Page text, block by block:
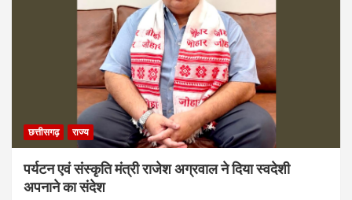
छत्तीसगढ़ राज्य
पर्यटन एवं संस्कृति मंत्री राजेश अग्रवाल ने दिया स्वदेशी
अपनाने का संदेश